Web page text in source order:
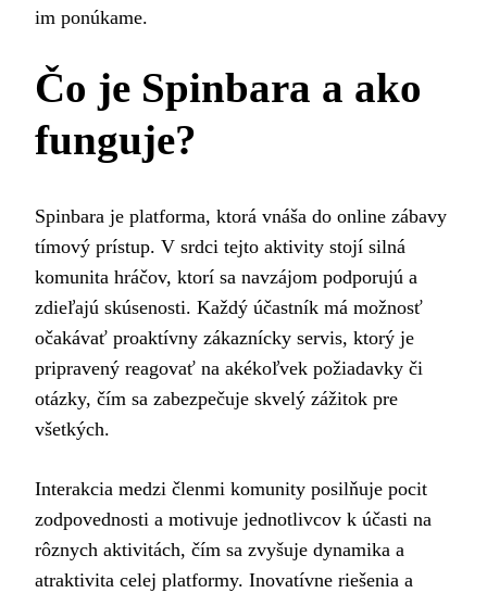
im ponúkame.
Čo je Spinbara a ako
funguje?
Spinbara je platforma, ktorá vnáša do online zábavy
tímový prístup. V srdci tejto aktivity stojí silná
komunita hráčov, ktorí sa navzájom podporujú a
zdieľajú skúsenosti. Každý účastník má možnosť
očakávať proaktívny zákaznícky servis, ktorý je
pripravený reagovať na akékoľvek požiadavky či
otázky, čím sa zabezpečuje skvelý zážitok pre
všetkých.
Interakcia medzi členmi komunity posilňuje pocit
zodpovednosti a motivuje jednotlivcov k účasti na
rôznych aktivitách, čím sa zvyšuje dynamika a
atraktivita celej platformy. Inovatívne riešenia a